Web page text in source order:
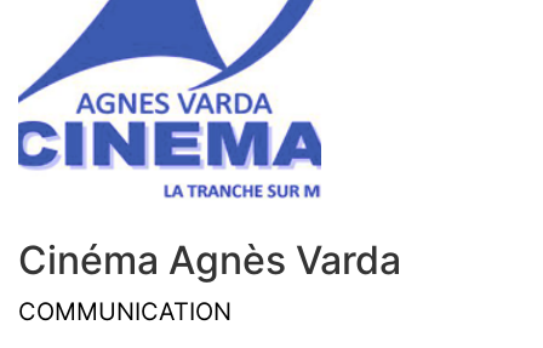
Cinéma Agnès Varda
COMMUNICATION